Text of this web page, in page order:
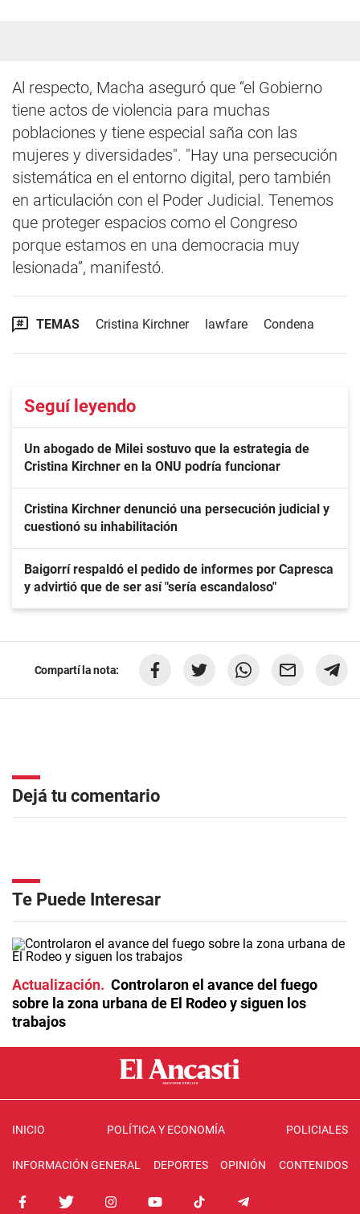
Al respecto, Macha aseguró que “el Gobierno
tiene actos de violencia para muchas
poblaciones y tiene especial saña con las
mujeres y diversidades". "Hay una persecución
sistemática en el entorno digital, pero también
en articulación con el Poder Judicial. Tenemos
que proteger espacios como el Congreso
porque estamos en una democracia muy
lesionada”, manifestó.
TEMAS Cristina Kirchner lawfare Condena
Seguí leyendo
Un abogado de Milei sostuvo que la estrategia de
Cristina Kirchner en la ONU podría funcionar
Cristina Kirchner denunció una persecución judicial y
cuestionó su inhabilitación
Baigorrí respaldó el pedido de informes por Capresca
y advirtió que de ser así "sería escandaloso"
Compartí la nota:
Dejá tu comentario
Te Puede Interesar
Actualización
Controlaron el avance del fuego
sobre la zona urbana de El Rodeo y siguen los
trabajos
INICIO POLÍTICA Y ECONOMÍA POLICIALES
INFORMACIÓN GENERAL DEPORTES OPINIÓN CONTENIDOS